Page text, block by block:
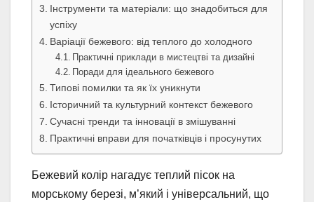
Інструменти та матеріали: що знадобиться для
успіху
Варіації бежевого: від теплого до холодного
Практичні приклади в мистецтві та дизайні
Поради для ідеального бежевого
Типові помилки та як їх уникнути
Історичний та культурний контекст бежевого
Сучасні тренди та інновації в змішуванні
Практичні вправи для початківців і просунутих
Бежевий колір нагадує теплий пісок на
морському березі, м’який і універсальний, що